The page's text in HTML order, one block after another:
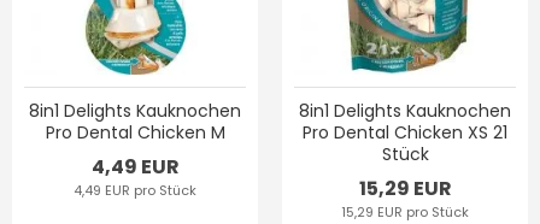
8in1 Delights Kauknochen
Pro Dental Chicken M
4,49 EUR
4,49 EUR pro Stück
8in1 Delights Kauknochen
Pro Dental Chicken XS 21
Stück
15,29 EUR
15,29 EUR pro Stück